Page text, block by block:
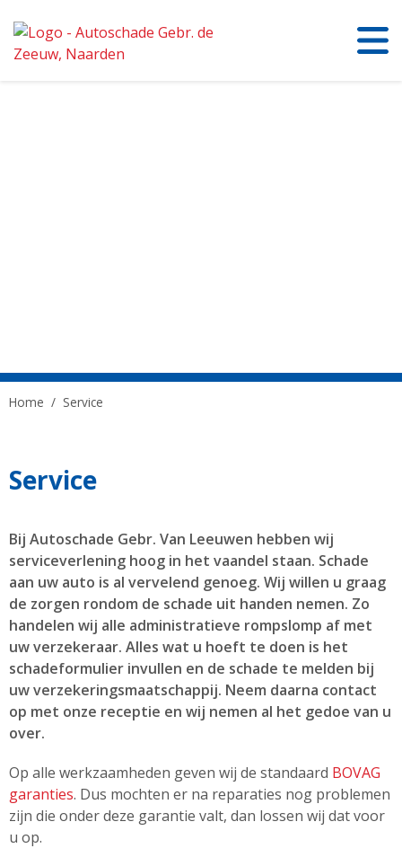
Home / Service
Service
Bij Autoschade Gebr. Van Leeuwen hebben wij
serviceverlening hoog in het vaandel staan. Schade
aan uw auto is al vervelend genoeg. Wij willen u graag
de zorgen rondom de schade uit handen nemen. Zo
handelen wij alle administratieve rompslomp af met
uw verzekeraar. Alles wat u hoeft te doen is het
schadeformulier invullen en de schade te melden bij
uw verzekeringsmaatschappij. Neem daarna contact
op met onze receptie en wij nemen al het gedoe van u
over.
Op alle werkzaamheden geven wij de standaard BOVAG
garanties. Dus mochten er na reparaties nog problemen
zijn die onder deze garantie valt, dan lossen wij dat voor
u op.